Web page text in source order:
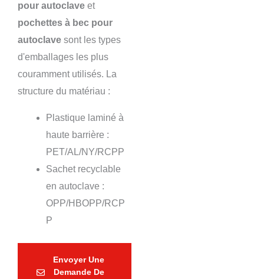
pour autoclave et
pochettes à bec pour
autoclave sont les types
d'emballages les plus
couramment utilisés. La
structure du matériau :
Plastique laminé à
haute barrière :
PET/AL/NY/RCPP
Sachet recyclable
en autoclave :
OPP/HBOPP/RCP
P
Envoyer Une
Demande De